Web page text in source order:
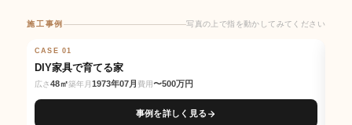
施工事例 写真の上で指を動かしてみてください
BEFORE
写真の上で指を動かしてみてください
CASE 01
DIY家具で育てる家
広さ48㎡築年月 1973年07月 費用〜500万円
事例を詳しく見る